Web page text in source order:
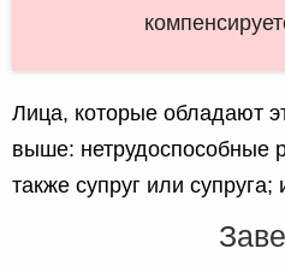
Лица, которые обладают
выше: нетрудоспособные
также супруг или